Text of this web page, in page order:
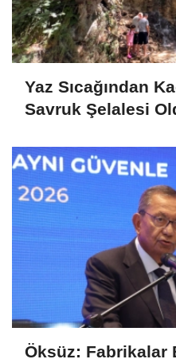
Yaz Sıcağından
Savruk Şelalesi
Öksüz: Fabrikalar